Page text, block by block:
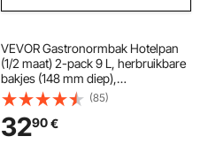
VEVOR Gastronormbak Hotelpan
(1/2 maat) 2-pack 9 L, herbruikbare
bakjes (148 mm diep),
roestvrijstalen cateringopslag,
paneermeelbak, voedselcontainer
met deksel voor feestbuffet
(85)
3290€